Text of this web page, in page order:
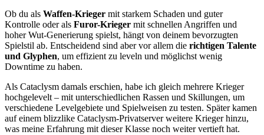
Ob du als Waffen-Krieger mit starkem Schaden und guter
Kontrolle oder als Furor-Krieger mit schnellen Angriffen und
hoher Wut-Generierung spielst, hängt von deinem bevorzugten
Spielstil ab. Entscheidend sind aber vor allem die richtigen Talente
und Glyphen, um effizient zu leveln und möglichst wenig
Downtime zu haben.
Als Cataclysm damals erschien, habe ich gleich mehrere Krieger
hochgelevelt – mit unterschiedlichen Rassen und Skillungen, um
verschiedene Levelgebiete und Spielweisen zu testen. Später kamen
auf einem blizzlike Cataclysm-Privatserver weitere Krieger hinzu,
was meine Erfahrung mit dieser Klasse noch weiter vertieft hat.